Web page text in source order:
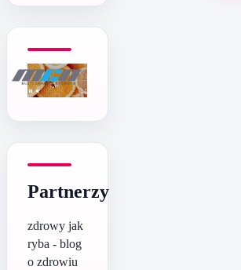
Partnerzy
zdrowy jak
ryba - blog
o zdrowiu